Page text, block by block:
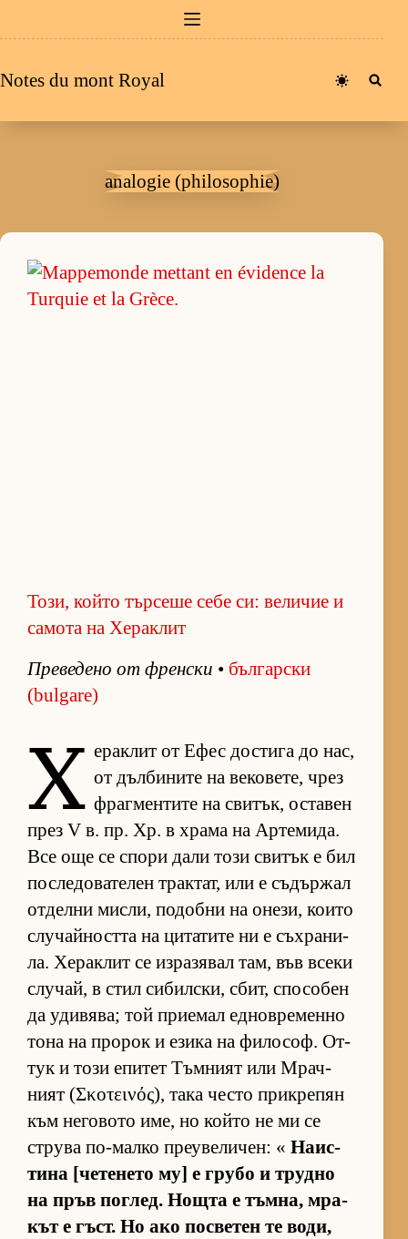
au
Notes du mont Royal
analogie (philosophie)
Този, който търсеше себе си: величие и
самота на Хераклит
Пре­ве­дено от френ­ски • бъл­гар­ски
(bulgare)
Х е­рак­лит от Ефес дос­тига до нас,
от дъл­би­ните на ве­ко­ве­те, чрез
фраг­мен­тите на сви­тък, ос­та­вен
през V в. пр. Хр. в храма на Ар­те­ми­да.
Все още се спори дали този сви­тък е бил
пос­ле­до­ва­те­лен трак­тат, или е съ­дър­жал
от­делни мис­ли, по­добни на оне­зи, ко­ито
слу­чай­ността на ци­та­тите ни е съх­ра­ни­
ла. Хе­рак­лит се из­ра­зя­вал там, във всеки
слу­чай, в стил си­бил­с­ки, сбит, спо­со­бен
да уди­вя­ва; той при­е­мал ед­нов­ре­менно
тона на про­рок и езика на фи­ло­соф. От­
тук и този епи­тет Тъм­ният или Мрач­
ният (Σκοτεινός), така често прик­ре­пян
към не­го­вото име, но който не ми се
струва по-малко пре­у­ве­ли­чен: « На­ис­
тина [че­те­нето му] е грубо и трудно
на пръв пог­лед. Нощта е тъм­на, мра­
кът е гъст. Но ако пос­ве­тен те во­ди,